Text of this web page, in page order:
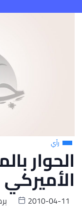
رأي
الحوار
الأميركي
2010-04-11